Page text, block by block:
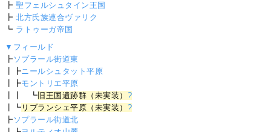
┣聖フェルシュタイン王国
┣北方氏族連合ヴァリク
┗ ラトゥーガ帝国
▼フィールド
┣ ソプラール街道東
┃┣ニールシュタット平原
┃┣モントリエ平原
┃┃ ┗ 旧王国遺跡群（未実装） ?
┃┗ リブランシェ平原（未実装） ?
┣ ソプラール街道北